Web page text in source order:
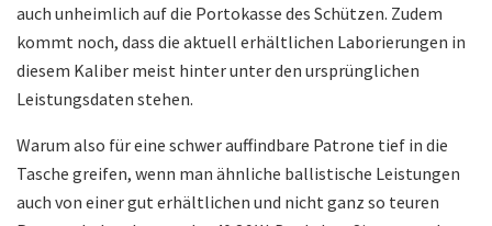
auch unheimlich auf die Portokasse des Schützen. Zudem
kommt noch, dass die aktuell erhältlichen Laborierungen in
diesem Kaliber meist hinter unter den ursprünglichen
Leistungsdaten stehen.
Warum also für eine schwer auffindbare Patrone tief in die
Tasche greifen, wenn man ähnliche ballistische Leistungen
auch von einer gut erhältlichen und nicht ganz so teuren